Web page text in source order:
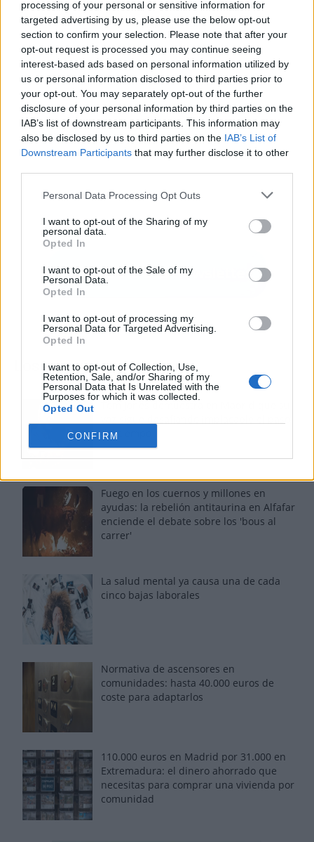
processing of your personal or sensitive information for
targeted advertising by us, please use the below opt-out
section to confirm your selection. Please note that after your
opt-out request is processed you may continue seeing
interest-based ads based on personal information utilized by
us or personal information disclosed to third parties prior to
your opt-out. You may separately opt-out of the further
disclosure of your personal information by third parties on the
IAB’s list of downstream participants. This information may
also be disclosed by us to third parties on the IAB’s List of
Downstream Participants that may further disclose it to other
Personal Data Processing Opt Outs
I want to opt-out of the Sharing of my
personal data.
Opted In
I want to opt-out of the Sale of my
Personal Data.
Opted In
I want to opt-out of processing my
Personal Data for Targeted Advertising.
Opted In
I want to opt-out of Collection, Use,
Retention, Sale, and/or Sharing of my
Personal Data that Is Unrelated with the
Purposes for which it was collected.
Opted Out
CONFIRM
Publicidad
Los más vistos
del tiempo
Fuego en los cuernos y millones en
ayudas: la rebelión antitaurina en Alfafar
enciende el debate sobre los 'bous al
carrer'
La salud mental ya causa una de cada
cinco bajas laborales
Normativa de ascensores en
comunidades: hasta 40.000 euros de
coste para adaptarlos
110.000 euros en Madrid por 31.000 en
Extremadura: el dinero ahorrado que
necesitas para comprar una vivienda por
comunidad